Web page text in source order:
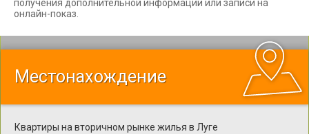
получения дополнительной информации или записи на
онлайн-показ.
Местонахождение
Квартиры на вторичном рынке жилья в Луге